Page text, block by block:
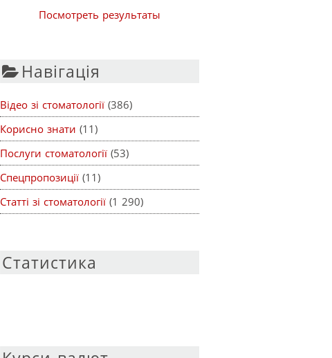
Посмотреть результаты
Навігація
Відео зі стоматології (386)
Корисно знати (11)
Послуги стоматології (53)
Спецпропозиції (11)
Статті зі стоматології (1 290)
Статистика